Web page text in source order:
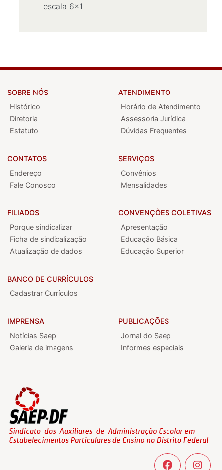
escala 6×1
SOBRE NÓS
Histórico
Diretoria
Estatuto
CONTATOS
Endereço
Fale Conosco
ATENDIMENTO
Horário de Atendimento
Assessoria Jurídica
Dúvidas Frequentes
SERVIÇOS
Convênios
Mensalidades
FILIADOS
Porque sindicalizar
Ficha de sindicalização
Atualização de dados
BANCO DE CURRÍCULOS
Cadastrar Currículos
CONVENÇÕES COLETIVAS
Apresentação
Educação Básica
Educação Superior
IMPRENSA
Notícias Saep
Galeria de imagens
PUBLICAÇÕES
Jornal do Saep
Informes especiais